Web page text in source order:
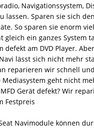
Navigationssystem,
lassen. Sparen sie sich
So sparen sie enorm
gleich ein ganzes System
defekt am DVD Player.
lässt sich nicht mehr
reparieren wir schnell
Mediasystem geht nicht
Gerät defekt? Wir
Festpreis
Navimodule können